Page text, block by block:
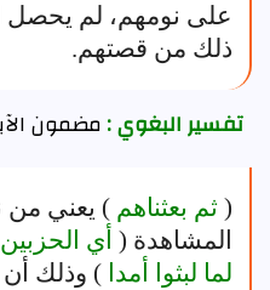
على نومهم، لم
ذلك من قصتهم.
تفسير البغوي :مضمون الآية 12 من سورة
( ثم بعثناهم ) يعني من
المشاهدة ( أي الحزبين
لما لبثوا أمدا ) وذلك أن